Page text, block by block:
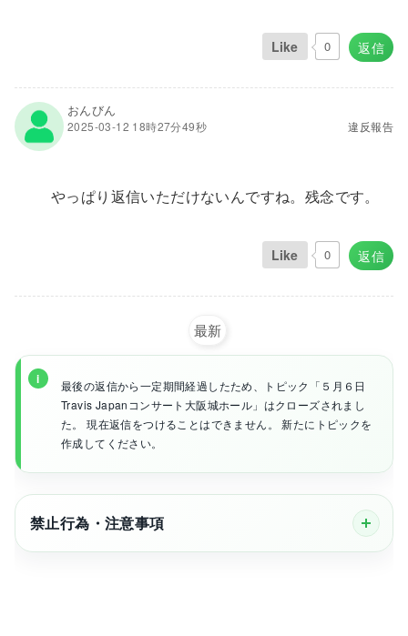
返信
Like 0
おんびん
2025-03-12 18時27分49秒 違反報告
やっぱり返信いただけないんですね。残念です。
返信
Like 0
最新
最後の返信から一定期間経過したため、トピック「５月６日
Travis Japanコンサート大阪城ホール」はクローズされまし
た。 現在返信をつけることはできません。 新たにトピックを
作成してください。
禁止行為・注意事項